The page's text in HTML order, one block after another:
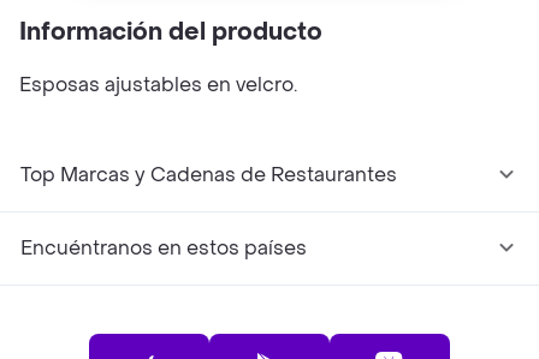
Información del producto
Esposas ajustables en velcro.
Top Marcas y Cadenas de Restaurantes
Encuéntranos en estos países